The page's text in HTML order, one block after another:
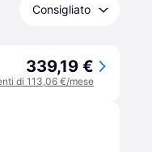
Consigliato
339,19 €
di 113,06 €/mese